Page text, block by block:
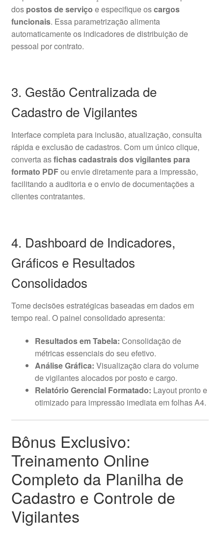
dos postos de serviço e especifique oscargos
funcionais. Essa parametrização alimenta
automaticamente os indicadores de distribuição de
pessoal por contrato.
3. Gestão Centralizada de
Cadastro de Vigilantes
Interface completa para inclusão, atualização, consulta
rápida e exclusão de cadastros. Com um único clique,
converta asfichas cadastrais dos vigilantes para
formato PDFou envie diretamente para a impressão,
facilitando a auditoria e o envio de documentações a
clientes contratantes.
4. Dashboard de Indicadores,
Gráficos e Resultados
Consolidados
Tome decisões estratégicas baseadas em dados em
tempo real. O painel consolidado apresenta:
Resultados em Tabela: Consolidação de
métricas essenciais do seu efetivo.
Análise Gráfica: Visualização clara do volume
de vigilantes alocados por posto e cargo.
Relatório Gerencial Formatado: Layout pronto e
otimizado para impressão imediata em folhas A4.
Bônus Exclusivo:
Treinamento Online
Completo da Planilha de
Cadastro e Controle de
Vigilantes